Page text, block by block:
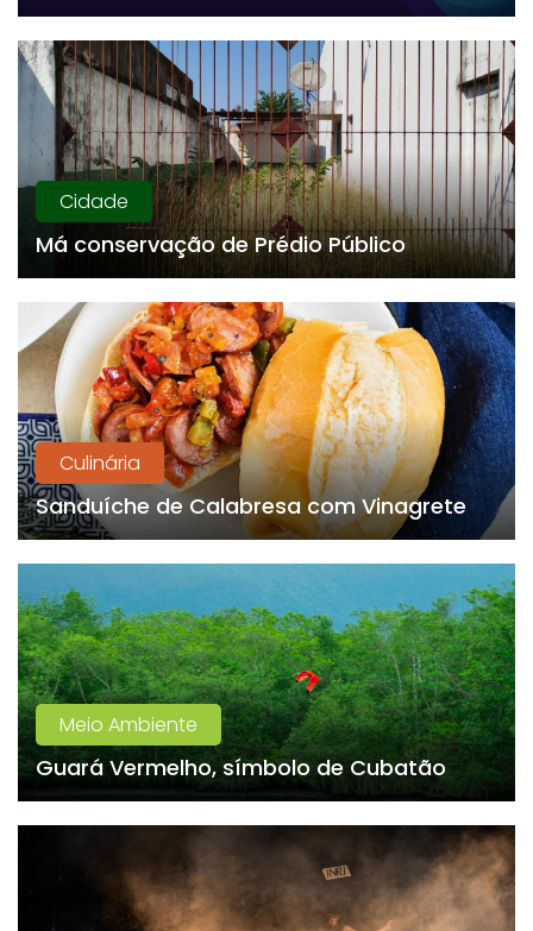
Cidade
Má conservação de Prédio Público
Culinária
Sanduíche de Calabresa com Vinagrete
Meio Ambiente
Guará Vermelho, símbolo de Cubatão